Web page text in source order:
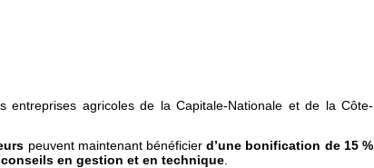
entreprises agricoles de la Capitale-Nationale et de la Côte-
peuvent maintenant bénéficierd’une bonification de 15 %
en gestion et en technique